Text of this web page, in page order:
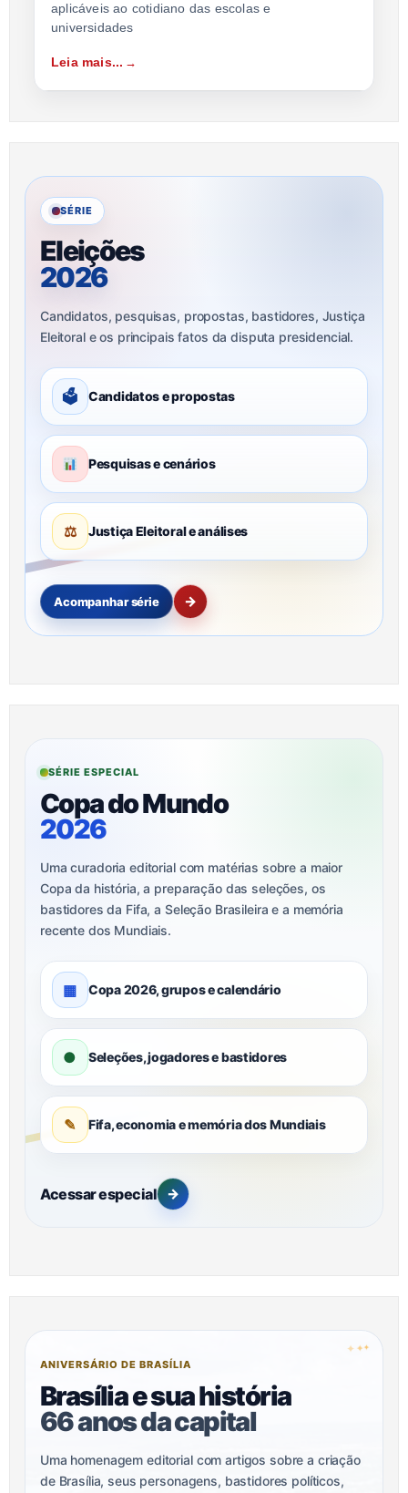
aplicáveis ao cotidiano das escolas e
universidades
Leia mais...
SÉRIE
Eleições
2026
Candidatos, pesquisas, propostas, bastidores, Justiça
Eleitoral e os principais fatos da disputa presidencial.
🗳 Candidatos e propostas
Pesquisas e cenários
⚖ Justiça Eleitoral e análises
Acompanhar série →
SÉRIE ESPECIAL
Copa do Mundo
2026
Uma curadoria editorial com matérias sobre a maior
Copa da história, a preparação das seleções, os
bastidores da Fifa, a Seleção Brasileira e a memória
recente dos Mundiais.
▦ Copa 2026, grupos e calendário
● Seleções, jogadores e bastidores
✎ Fifa, economia e memória dos Mundiais
Acessar especial →
✦ ✦✦
ANIVERSÁRIO DE BRASÍLIA
Brasília e sua história
66 anos da capital
Uma homenagem editorial com artigos sobre a criação
de Brasília, seus personagens, bastidores políticos,